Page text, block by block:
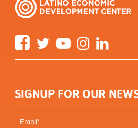
FacebookTwitter YouTube Instagram
SIGNUP FOR OUR